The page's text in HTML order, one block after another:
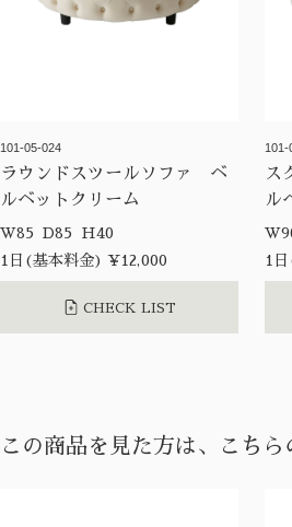
101-05-024
ラウンドスツールソファ ベ
ルベットクリーム
W85 D85 H40
1日(基本料金) ¥12,000
CHECK LIST
101-
ス
ル
1
この商品を見た方は、こち